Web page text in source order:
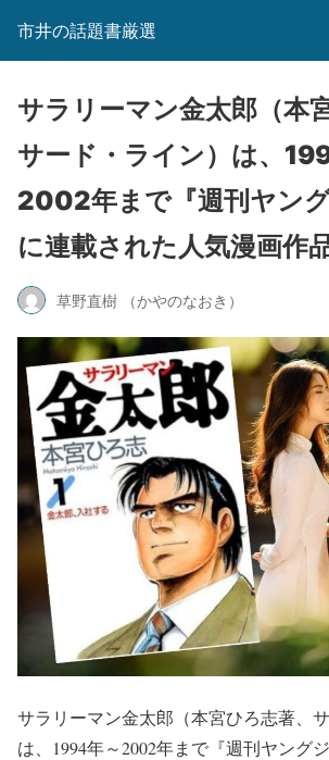
市井の話題書厳選
サラリーマン金太郎（本
サード・ライン）は、
2002年まで『週刊ヤング
に連載された人気漫画作
草野直樹 （かやのなおき）
サラリーマン金太郎（本宮ひろ志著、サ
は、1994年～2002年まで『週刊ヤング